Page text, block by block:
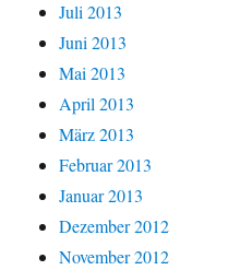
Juli 2013
Juni 2013
Mai 2013
April 2013
März 2013
Februar 2013
Januar 2013
Dezember 2012
November 2012